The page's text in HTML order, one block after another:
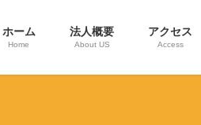
ホーム
Home
法人概要
About US
アクセス
Access